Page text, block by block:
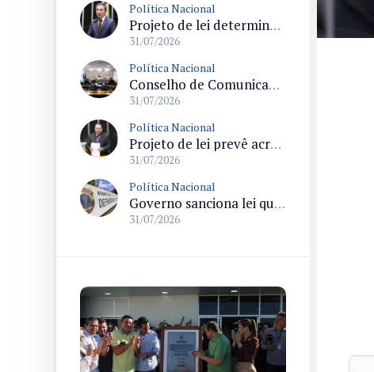
Política Nacional
Projeto de lei determina prioridade na investigação de crimes sexuais contra crianças e adolescentes com prazos máximos
31/07/2026
Política Nacional
Conselho de Comunicação Social realiza duas reuniões no Senado sobre marco legal da inteligência artificial e regulação de plataformas digitais
31/07/2026
Política Nacional
Projeto de lei prevê acréscimo de 10% na Bolsa-Atleta para quem comprovar matrícula e frequência escolar
31/07/2026
Política Nacional
Governo sanciona lei que destina parte da arrecadação de bets ao Funapol e amplia uso para saúde na Polícia Federal
31/07/2026